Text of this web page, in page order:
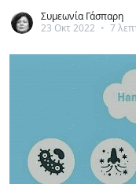
Συμεωνία Γάσπαρη
23 Οκτ 2022 • 7